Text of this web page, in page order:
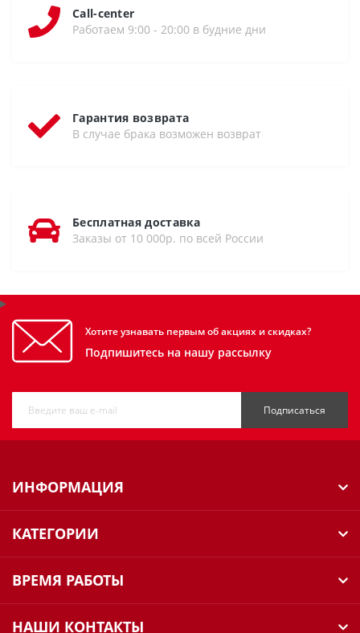
Call-center
Работаем 9:00 - 20:00 в будние дни
Гарантия возврата
В случае брака возможен возврат
Бесплатная доставка
Заказы от 10 000р. по всей России
Хотите узнавать первым об акциях и скидках?
Подпишитесь на нашу рассылку
Подписаться
ИНФОРМАЦИЯ
КАТЕГОРИИ
ВРЕМЯ РАБОТЫ
НАШИ КОНТАКТЫ